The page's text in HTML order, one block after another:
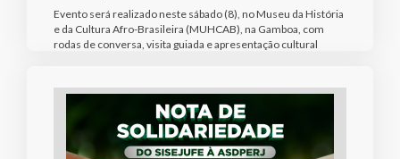
Evento será realizado neste sábado (8), no Museu da História
e da Cultura Afro-Brasileira (MUHCAB), na Gamboa, com
rodas de conversa, visita guiada e apresentação cultural